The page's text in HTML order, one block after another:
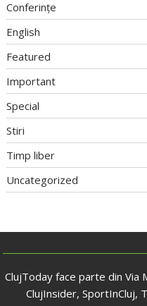
Conferințe
English
Featured
Important
Special
Stiri
Timp liber
Uncategorized
ClujToday face parte din Via
ClujInsider, SportInCluj,